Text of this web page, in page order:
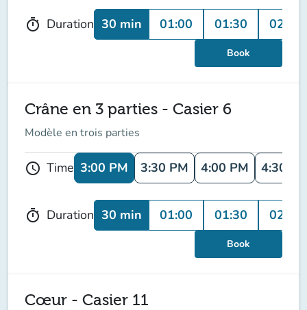
timer Duration 30 min 01:00 01:30 02:00
Book
Crâne en 3 parties - Casier 6
Modèle en trois parties
schedule Time 3:00 PM 3:30 PM 4:00 PM 4:30
timer Duration 30 min 01:00 01:30 02:00
Book
Cœur - Casier 11